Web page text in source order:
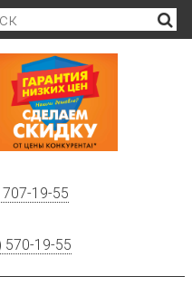
19-55
570-19-55